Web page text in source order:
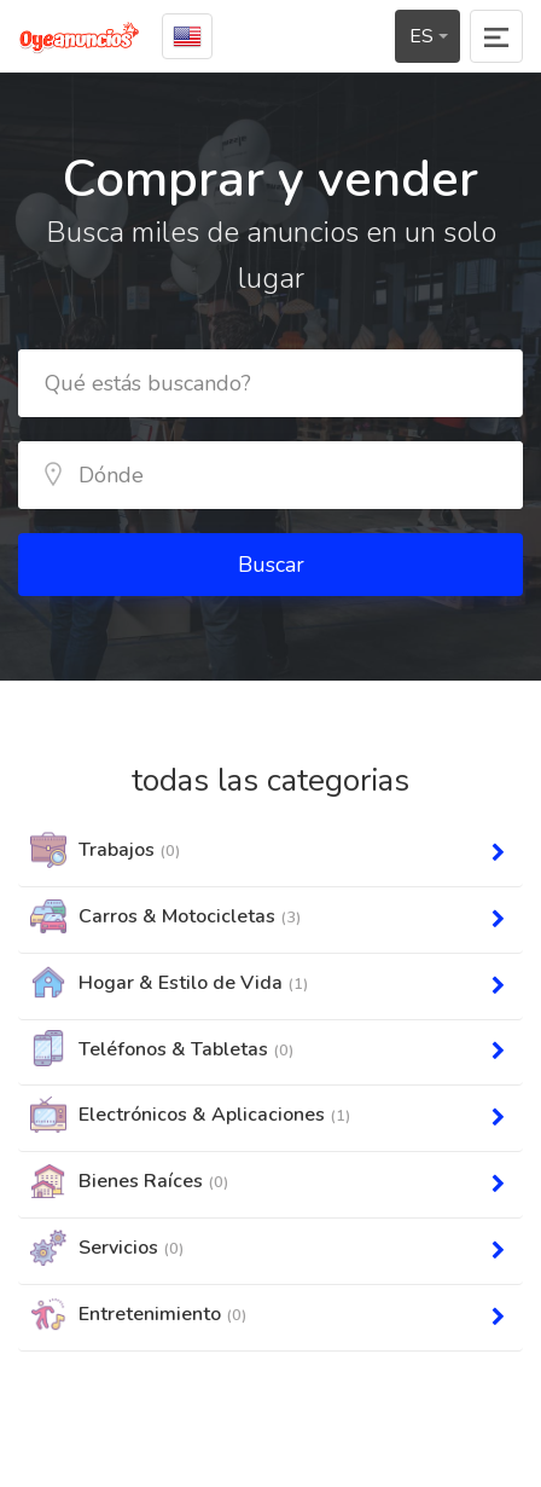
ES
Comprar y vender
Busca miles de anuncios en un solo
lugar
Buscar
todas las categorias
Trabajos (0)
Carros & Motocicletas (3)
Hogar & Estilo de Vida (1)
Teléfonos & Tabletas (0)
Electrónicos & Aplicaciones (1)
Bienes Raíces (0)
Servicios (0)
Entretenimiento (0)